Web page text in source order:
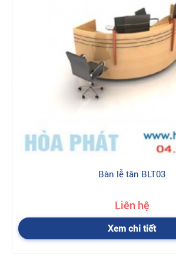
Đại lý phân phối nội thất Hòa Phát tại địa
TP Hà Nội Là đơn vị có uy tín cung cấp và
chính hãng, chất lượng và giá rẻ. Đây là địa
bạn mua sản phẩm Nội thất Hòa Phát
những khâu trung gian rắc rối nên đảm bảo
của hàng giả, hàng nhái. Tới với chúng tôi
trải nghiệm dịch vụ mua hàng tiêu chuẩn
100% chính hãng được xuất trực tiếp từ kho
Phát tới tay khách hàng. Khui thùng, bóc
trì sản phẩm có thể thực hiện dễ dàng qua
giản.
Hoà Phát chính hãng
Chính sách hỗ trợ vận chuyển
trình Hoà Phát
Trong nội thành Hà Nội:Tùy vào đơn
Bàn lễ tân BLT03
Liên hệ
Xem chi tiết